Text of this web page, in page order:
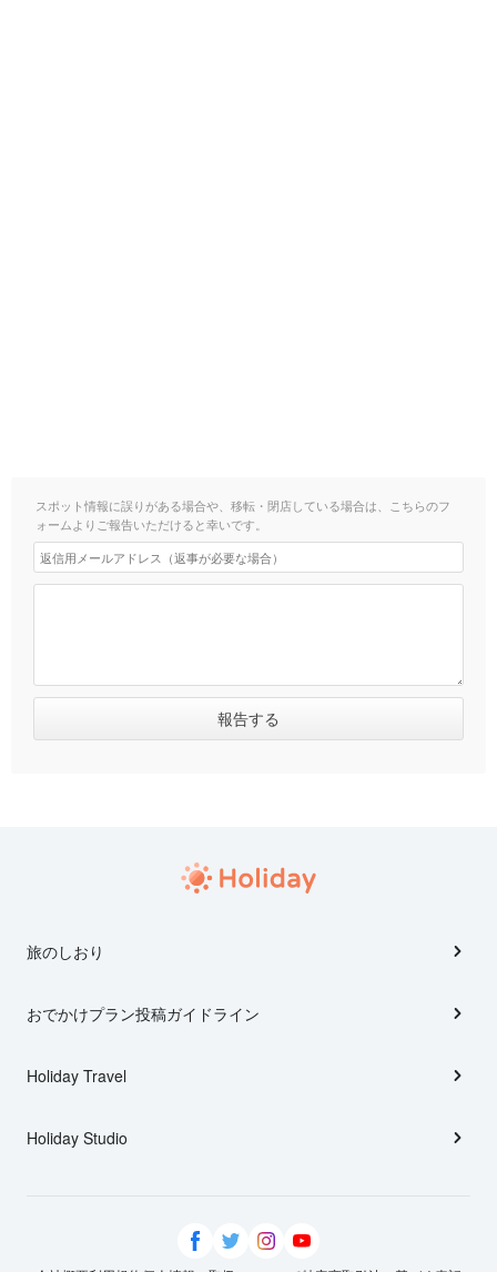
スポット情報に誤りがある場合や、移転・閉店している場合は、こちらのフ
ォームよりご報告いただけると幸いです。
旅のしおり
おでかけプラン投稿ガイドライン
Holiday Travel
Holiday Studio